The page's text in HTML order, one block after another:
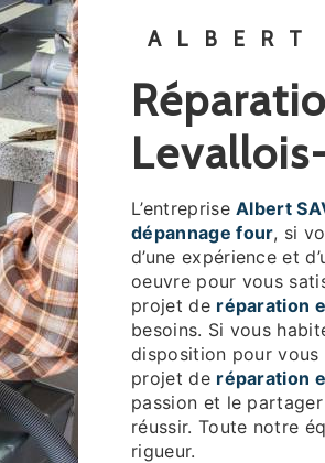
réparation et dépannage four à
L’entrepriseAlbert
dépannage four, si
d’une expérience et
oeuvre pour vous
projet de réparation
besoins. Si vous
disposition pour vous
projet de réparation
passion et le
réussir. Toute notre
rigueur.